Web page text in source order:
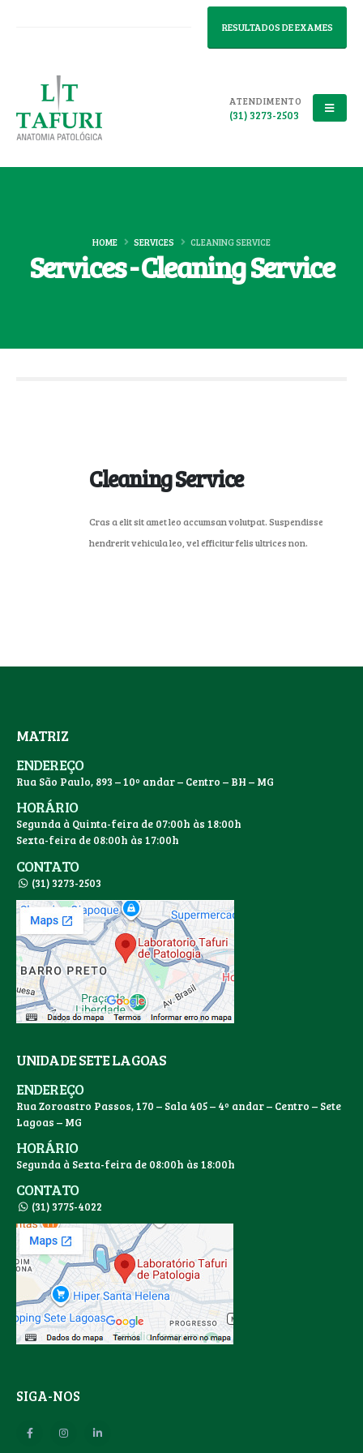
RESULTADOS DE EXAMES
ATENDIMENTO
(31) 3273-2503
HOME SERVICES CLEANING SERVICE
Services - Cleaning Service
Cleaning Service
Cras a elit sit amet leo accumsan volutpat. Suspendisse
hendrerit vehicula leo, vel efficitur felis ultrices non.
MATRIZ
ENDEREÇO
Rua São Paulo, 893 – 10º andar – Centro – BH – MG
HORÁRIO
Segunda à Quinta-feira de 07:00h às 18:00h
Sexta-feira de 08:00h às 17:00h
CONTATO
(31) 3273-2503
UNIDADE SETE LAGOAS
ENDEREÇO
Rua Zoroastro Passos, 170 – Sala 405 – 4º andar – Centro – Sete
Lagoas – MG
HORÁRIO
Segunda à Sexta-feira de 08:00h às 18:00h
CONTATO
(31) 3775-4022
SIGA-NOS